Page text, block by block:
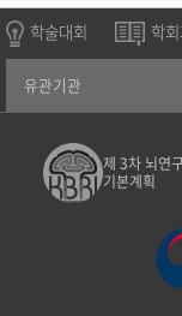
학술대회 학
유관기관
제 3차 뇌연
기본계획